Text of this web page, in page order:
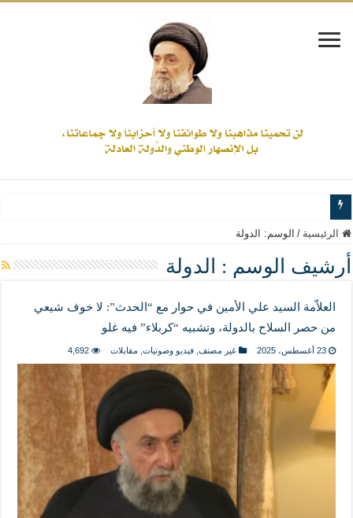
www.alamine.net
مواقف وآراء العلاّمة السيد علي الأمين من الأحداث والقضايا - اضغط للاطلاع
إذا كان التسنن هو الإيمان بسنة رسول الله ( صلى الله عليه وآله) فكلّ
علاقات المذاهب والأديان لا يجوز أن تكون على حساب الأوطان
لن تحمينا مذاهبنا ولا طوائفنا ولا أحزابنا ولا جماعاتنا، بل الإنصهار الوطني والدولة
المذاهب ليست قدرًا لا يمكن تجاوزه
ليست المنفعة تأتي من إسلامية النّظام كما لا تأتي المضرة من مسيحية النظام
المتهاون بوطنه متهاون بدينه حتماً
نسج العلاقة مع الآخر تكون من خلال منظومة القيم و المبادئ الانسانية التي تجعل
الرئيسية / الوسم: الدولة
أرشيف الوسم : الدولة
العلاّمة السيد علي الأمين في حوار مع “الحدث”: لا خوف شيعي
من حصر السلاح بالدولة، وتشبيه “كربلاء” فيه غلو
23 أغسطس، 2025 غير مصنف, فيديو وصوتيات, مقابلات 4,692